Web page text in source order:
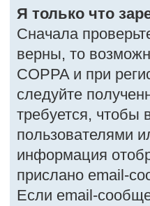
Я только что
Сначала
верны, то
COPPA и при
следуйте
требуется, чтобы
пользователями
информация
прислано email-
Если email-